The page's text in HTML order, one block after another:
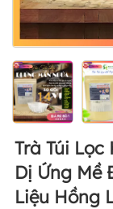
Trà Túi
Dị Ứng Mề
Liệu Hồng